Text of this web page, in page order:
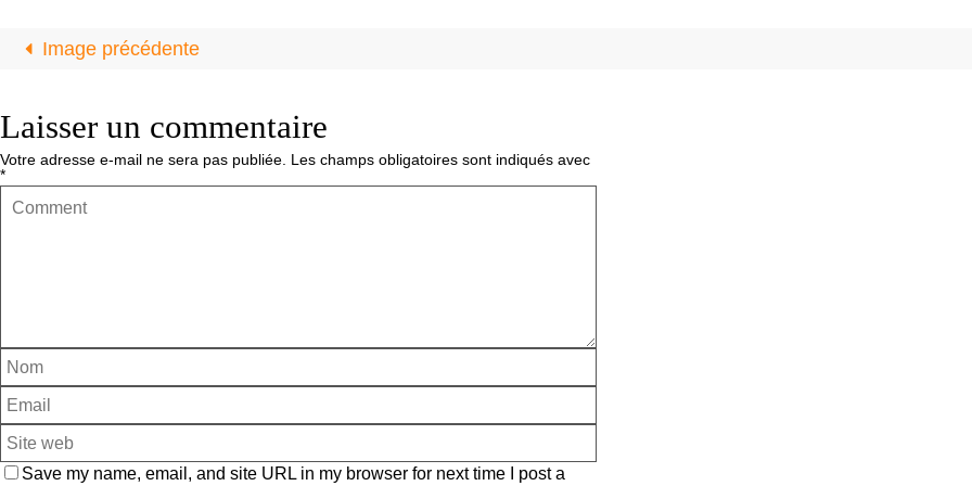
Image précédente
Laisser un commentaire
Votre adresse e-mail ne sera pas publiée. Les champs obligatoires sont indiqués avec
*
Save my name, email, and site URL in my browser for next time I post a